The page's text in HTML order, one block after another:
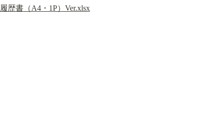
履歴書（A4・1P）Ver.xlsx